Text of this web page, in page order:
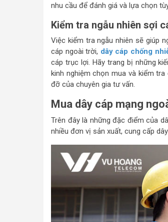
nhu cầu để đánh giá và lựa chọn
Kiểm tra ngẫu nhiên sợi
Việc kiểm tra ngẫu nhiên sẽ giúp
cáp ngoài trời, dây cáp chống
cáp trục lợi. Hãy trang bị những
kinh nghiệm chọn mua và kiểm
đỡ của chuyên gia tư vấn.
Mua dây cáp mạng
Trên đây là những đặc điểm của
nhiều đơn vị sản xuất, cung cấp